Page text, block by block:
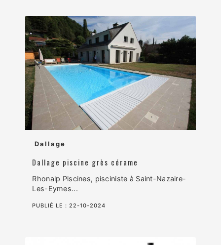
Dallage
Dallage piscine grès cérame
Rhonalp Piscines, pisciniste à Saint-Nazaire-
Les-Eymes...
PUBLIÉ LE : 22-10-2024